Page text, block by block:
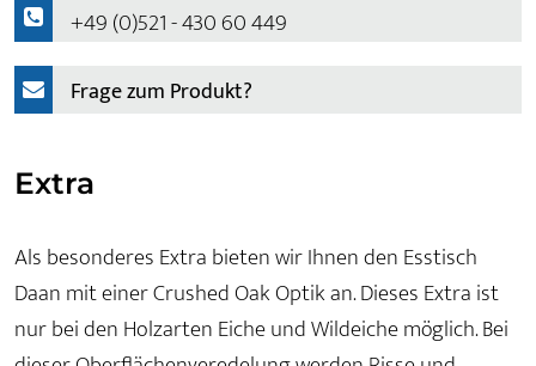
+49 (0)521 - 430 60 449
Frage zum Produkt?
Extra
Als besonderes Extra bieten wir Ihnen den Esstisch
Daan mit einer Crushed Oak Optik an. Dieses Extra ist
nur bei den Holzarten Eiche und Wildeiche möglich. Bei